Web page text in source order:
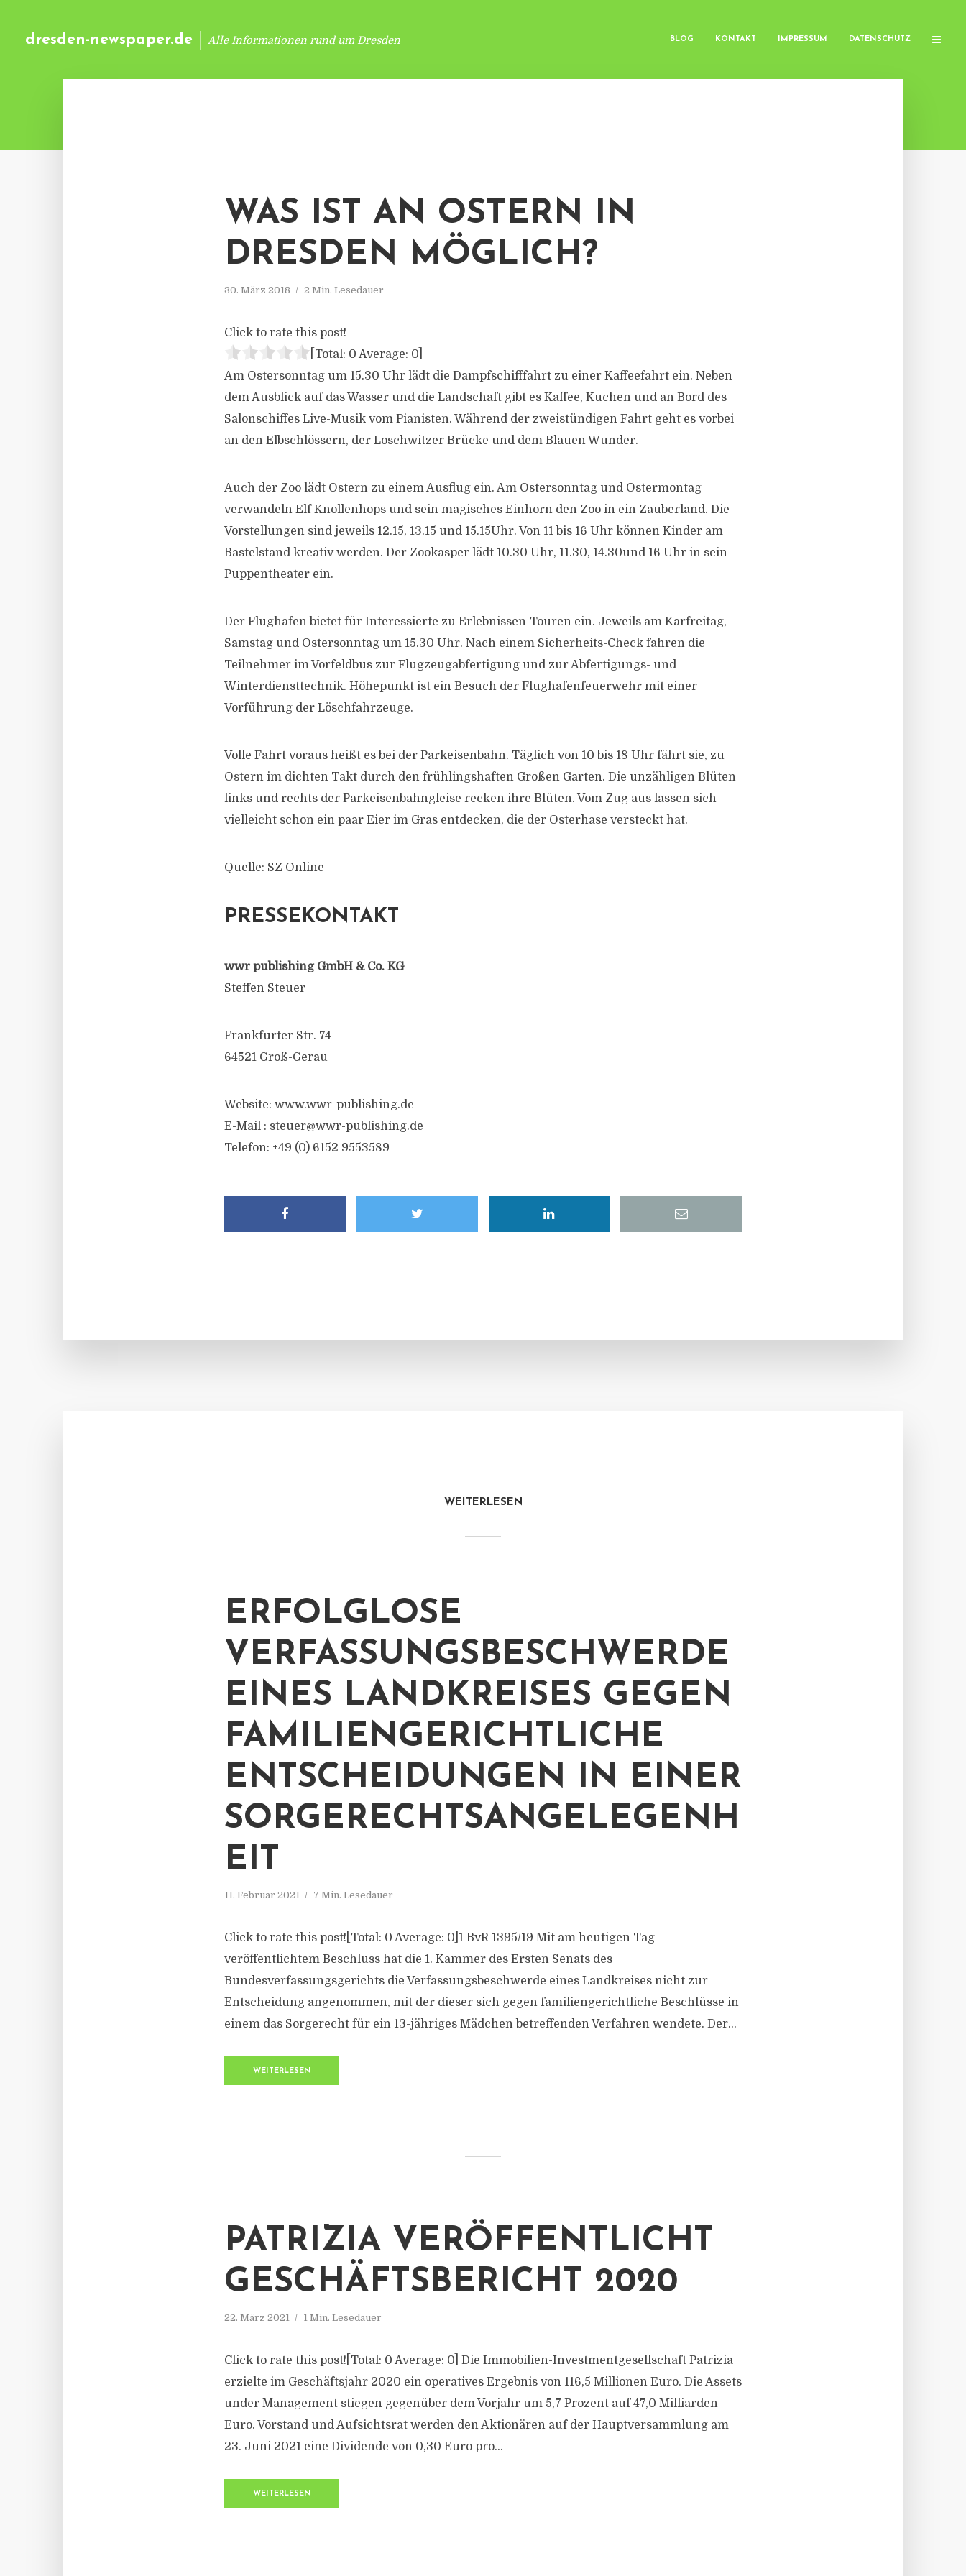
dresden-newspaper.de Alle Informationen rund um Dresden BLOG KONTAKT IMPRESSUM DATENSCHUTZ
WAS IST AN OSTERN IN
DRESDEN MÖGLICH?
30. März 2018 2 Min. Lesedauer
Click to rate this post!
[Total: 0 Average: 0
Am Ostersonntag um 15.30 Uhr lädt die Dampfschifffahrt zu einer Kaffeefahrt ein. Neben
dem Ausblick auf das Wasser und die Landschaft gibt es Kaffee, Kuchen und an Bord des
Salonschiffes Live-Musik vom Pianisten. Während der zweistündigen Fahrt geht es vorbei
an den Elbschlössern, der Loschwitzer Brücke und dem Blauen Wunder.
Auch der Zoo lädt Ostern zu einem Ausflug ein. Am Ostersonntag und Ostermontag
verwandeln Elf Knollenhops und sein magisches Einhorn den Zoo in ein Zauberland. Die
Vorstellungen sind jeweils 12.15, 13.15 und 15.15Uhr. Von 11 bis 16 Uhr können Kinder am
Bastelstand kreativ werden. Der Zookasper lädt 10.30 Uhr, 11.30, 14.30und 16 Uhr in sein
Puppentheater ein.
Der Flughafen bietet für Interessierte zu Erlebnissen-Touren ein. Jeweils am Karfreitag,
Samstag und Ostersonntag um 15.30 Uhr. Nach einem Sicherheits-Check fahren die
Teilnehmer im Vorfeldbus zur Flugzeugabfertigung und zur Abfertigungs- und
Winterdiensttechnik. Höhepunkt ist ein Besuch der Flughafenfeuerwehr mit einer
Vorführung der Löschfahrzeuge.
Volle Fahrt voraus heißt es bei der Parkeisenbahn. Täglich von 10 bis 18 Uhr fährt sie, zu
Ostern im dichten Takt durch den frühlingshaften Großen Garten. Die unzähligen Blüten
links und rechts der Parkeisenbahngleise recken ihre Blüten. Vom Zug aus lassen sich
vielleicht schon ein paar Eier im Gras entdecken, die der Osterhase versteckt hat.
Quelle: SZ Online
PRESSEKONTAKT
wwr publishing GmbH & Co. KG
Steffen Steuer
Frankfurter Str. 74
64521 Groß-Gerau
Website: www.wwr-publishing.de
E-Mail : steuer@wwr-publishing.de
Telefon: +49 (0) 6152 9553589
WEITERLESEN
ERFOLGLOSE
VERFASSUNGSBESCHWERDE
EINES LANDKREISES GEGEN
FAMILIENGERICHTLICHE
ENTSCHEIDUNGEN IN EINER
SORGERECHTSANGELEGENH
EIT
11. Februar 2021 7 Min. Lesedauer
Click to rate this post![Total: 0 Average: 0]1 BvR 1395/19 Mit am heutigen Tag
veröffentlichtem Beschluss hat die 1. Kammer des Ersten Senats des
Bundesverfassungsgerichts die Verfassungsbeschwerde eines Landkreises nicht zur
Entscheidung angenommen, mit der dieser sich gegen familiengerichtliche Beschlüsse in
einem das Sorgerecht für ein 13-jähriges Mädchen betreffenden Verfahren wendete. Der...
WEITERLESEN
PATRIZIA VERÖFFENTLICHT
GESCHÄFTSBERICHT 2020
22. März 2021 1 Min. Lesedauer
Click to rate this post![Total: 0 Average: 0] Die Immobilien-Investmentgesellschaft Patrizia
erzielte im Geschäftsjahr 2020 ein operatives Ergebnis von 116,5 Millionen Euro. Die Assets
under Management stiegen gegenüber dem Vorjahr um 5,7 Prozent auf 47,0 Milliarden
Euro. Vorstand und Aufsichtsrat werden den Aktionären auf der Hauptversammlung am
23. Juni 2021 eine Dividende von 0,30 Euro pro...
WEITERLESEN